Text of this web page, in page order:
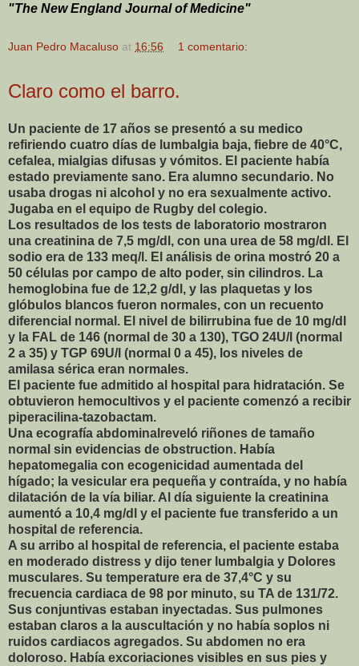
"The New England Journal of Medicine"
Juan Pedro Macaluso at 16:56 1 comentario:
Claro como el barro.
Un paciente de 17 años se presentó a su medico
refiriendo cuatro días de lumbalgia baja, fiebre de 40°C,
cefalea, mialgias difusas y vómitos. El paciente había
estado previamente sano. Era alumno secundario. No
usaba drogas ni alcohol y no era sexualmente activo.
Jugaba en el equipo de Rugby del colegio.
Los resultados de los tests de laboratorio mostraron
una creatinina de 7,5 mg/dl, con una urea de 58 mg/dl. El
sodio era de 133 meq/l. El análisis de orina mostró 20 a
50 células por campo de alto poder, sin cilindros. La
hemoglobina fue de 12,2 g/dl, y las plaquetas y los
glóbulos blancos fueron normales, con un recuento
diferencial normal. El nivel de bilirrubina fue de 10 mg/dl
y la FAL de 146 (normal de 30 a 130), TGO 24U/l (normal
2 a 35) y TGP 69U/l (normal 0 a 45), los niveles de
amilasa sérica eran normales.
El paciente fue admitido al hospital para hidratación. Se
obtuvieron hemocultivos y el paciente comenzó a recibir
piperacilina-tazobactam.
Una ecografía abdominalreveló riñones de tamaño
normal sin evidencias de obstruction. Había
hepatomegalia con ecogenicidad aumentada del
hígado; la vesicular era pequeña y contraída, y no había
dilatación de la vía biliar. Al día siguiente la creatinina
aumentó a 10,4 mg/dl y el paciente fue transferido a un
hospital de referencia.
A su arribo al hospital de referencia, el paciente estaba
en moderado distress y dijo tener lumbalgia y Dolores
musculares. Su temperature era de 37,4°C y su
frecuencia cardiaca de 98 por minuto, su TA de 131/72.
Sus conjuntivas estaban inyectadas. Sus pulmones
estaban claros a la auscultación y no había soplos ni
ruidos cardiacos agregados. Su abdomen no era
doloroso. Había excoriaciones visibles en sus pies y